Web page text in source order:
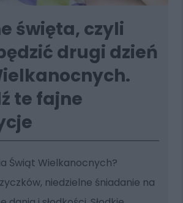
święta, czyli
drugi dzień
te fajne
Świąt Wielkanocnych?
niedzielne śniadanie na